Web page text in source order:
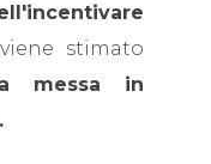
stimato
messa in